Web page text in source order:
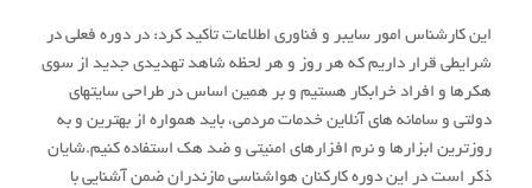
این کارشناس امور سایبر و فناوری اطلاعات تأکید کرد: در دوره فعلی در
شرایطی قرار داریم که هر روز و هر لحظه شاهد تهدیدی جدید از سوی
هکرها و افراد خرابکار هستیم و بر همین اساس در طراحی سایتهای
دولتی و سامانه های آنلاین خدمات مردمی، باید همواره از بهترین و به
روزترین ابزارها و نرم افزارهای امنیتی و ضد هک استفاده کنیم.شایان
ذکر است در این دوره کارکنان هواشناسی مازندران ضمن آشنایی با